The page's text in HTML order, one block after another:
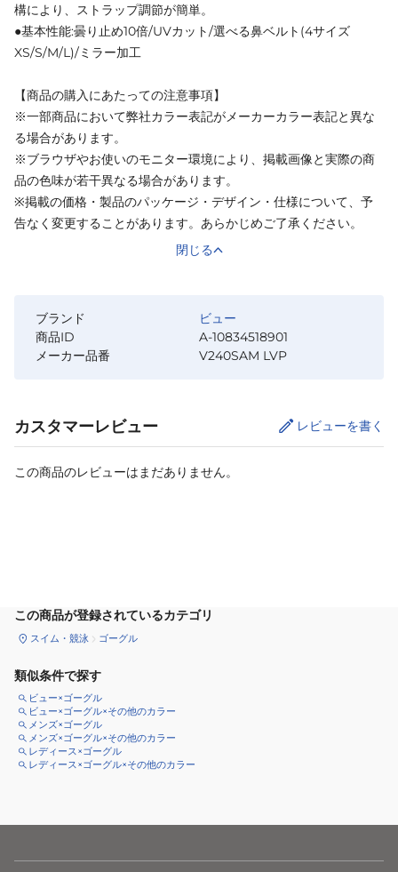
構により、ストラップ調節が簡単。
●基本性能:曇り止め10倍/UVカット/選べる鼻ベルト(4サイズ
XS/S/M/L)/ミラー加工
【商品の購入にあたっての注意事項】
※一部商品において弊社カラー表記がメーカーカラー表記と異な
る場合があります。
※ブラウザやお使いのモニター環境により、掲載画像と実際の商
品の色味が若干異なる場合があります。
※掲載の価格・製品のパッケージ・デザイン・仕様について、予
告なく変更することがあります。あらかじめご了承ください。
閉じる
ブランド
ビュー
商品ID
A-10834518901
メーカー品番
V240SAM LVP
カスタマーレビュー レビューを書く
この商品のレビューはまだありません。
この商品が登録されているカテゴリ
スイム・競泳 ゴーグル
類似条件で探す
ビュー×ゴーグル
ビュー×ゴーグル×その他のカラー
メンズ×ゴーグル
メンズ×ゴーグル×その他のカラー
レディース×ゴーグル
レディース×ゴーグル×その他のカラー